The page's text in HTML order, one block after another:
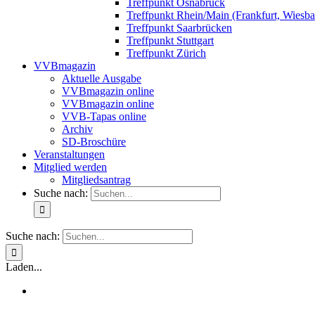
Treffpunkt Osnabrück
Treffpunkt Rhein/Main (Frankfurt,
Treffpunkt Saarbrücken
Treffpunkt Stuttgart
Treffpunkt Zürich
VVBmagazin
Aktuelle Ausgabe
VVBmagazin online
VVBmagazin online
VVB-Tapas online
Archiv
SD-Broschüre
Veranstaltungen
Mitglied werden
Mitgliedsantrag
Suche nach:
Suche nach:
Laden...